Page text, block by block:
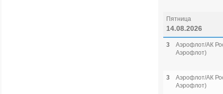
Пятница
14.08.2026
3
Аэрофлот/АК
Аэрофлот)
3
Аэрофлот/АК
Аэрофлот)